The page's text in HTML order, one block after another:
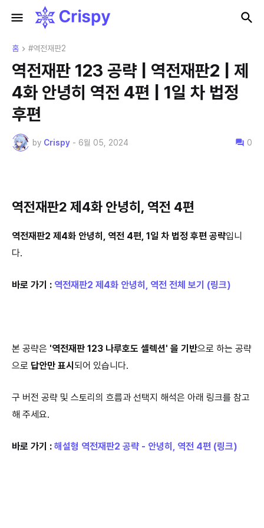
홈 #역전재판2
역전재판 123 공략 | 역전재판2 | 제
4화 안녕히 역전 4편 | 1일 차 법정
후편
by Crispy - 6월 05, 2024 0
역전재판2 제4화 안녕히, 역전 4편
역전재판2 제4화 안녕히, 역전 4편, 1 일 차 법정 후편 공략입니
다.
바로 가기 : 역전재판2 제4화 안녕히, 역전 전체 보기 (링크)
본 공략은 '역전재판 123 나루호도 셀렉션' 을 기반으로 하는 공략
으로 답안만 표시 되어 있습니다.
구 버전 공략 및 스토리의 흐름과 선택지 해석은 아래 링크를 참고
해 주세요.
바로 가기 : 해설형 역전재판2 공략 - 안녕히, 역전 4편 (링크)